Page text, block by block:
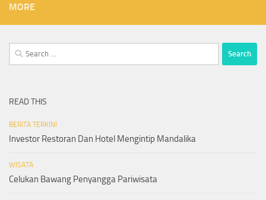
MORE
Search
for:
READ THIS
BERITA TERKINI
Investor Restoran Dan Hotel Mengintip Mandalika
WISATA
Celukan Bawang Penyangga Pariwisata